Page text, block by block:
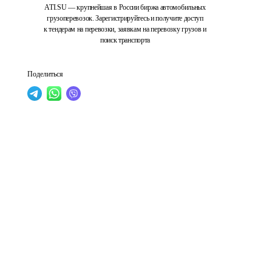
ATI.SU — крупнейшая в России биржа автомобильных
грузоперевозок. Зарегистрируйтесь и получите доступ
к тендерам на перевозки, заявкам на перевозку грузов и
поиск транспорта
Поделиться